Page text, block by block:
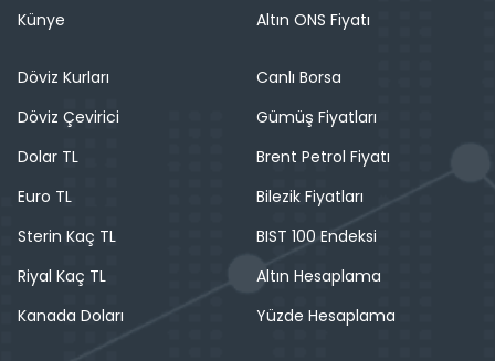
Künye
Altın ONS Fiyatı
Döviz Kurları
Döviz Çevirici
Dolar TL
Euro TL
Sterin Kaç TL
Riyal Kaç TL
Kanada Doları
Canlı Borsa
Gümüş Fiyatları
Brent Petrol Fiyatı
Bilezik Fiyatları
BIST 100 Endeksi
Altın Hesaplama
Yüzde Hesaplama